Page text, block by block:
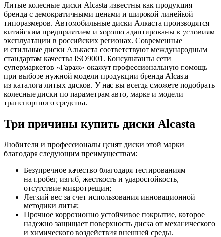
Литые колесные диски Alcasta известны как продукция
бренда с демократичными ценами и широкой линейкой
типоразмеров. Автомобильные диски Алкаста производятся
китайским предприятием и хорошо адаптированы к условиям
эксплуатации в российских регионах. Современные
и стильные диски Алькаста соответствуют международным
стандартам качества ISO9001 . Консультанты сети
супермаркетов «Гараж» окажут профессиональную помощь
при выборе нужной модели продукции бренда Alcasta
из каталога литых дисков. У нас вы всегда сможете подобрать
колесные диски по параметрам авто, марке и модели
транспортного средства.
Три причины купить диски Alcasta
Любители и профессионалы ценят диски этой марки
благодаря следующим преимуществам:
Безупречное качество благодаря тестированиям
на пробег, изгиб, жесткость и ударостойкость,
отсутствие микротрещин;
Легкий вес за счет использования инновационной
методики литья;
Прочное коррозионно устойчивое покрытие, которое
надежно защищает поверхность диска от механического
и химического воздействия внешней среды.